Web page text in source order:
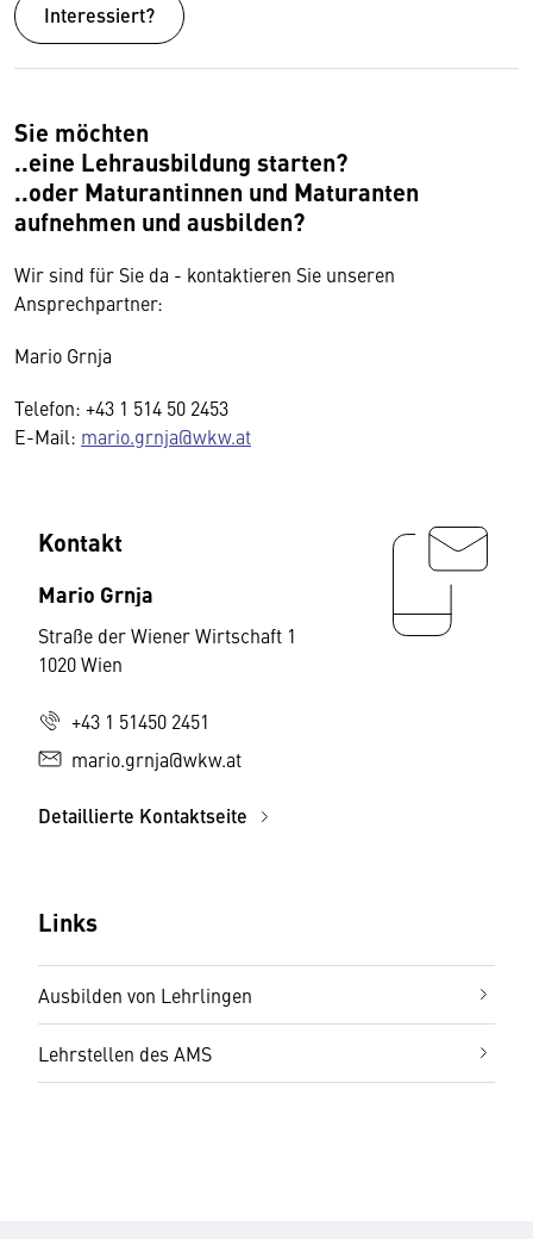
Interessiert?
Sie möchten
..eine Lehrausbildung starten?
..oder Maturantinnen und Maturanten
aufnehmen und ausbilden?
Wir sind für Sie da - kontaktieren Sie unseren
Ansprechpartner:
Mario Grnja
Telefon: +43 1 514 50 2453
E-Mail: mario.grnja@wkw.at
Kontakt
Mario Grnja
Straße der Wiener Wirtschaft 1
1020 Wien
+43 1 51450 2451
mario.grnja@wkw.at
Detaillierte Kontaktseite
Links
Ausbilden von Lehrlingen
Lehrstellen des AMS